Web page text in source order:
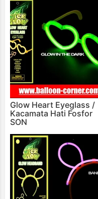
Glow Heart Eyeglass /
Kacamata Hati Fosfor
SON